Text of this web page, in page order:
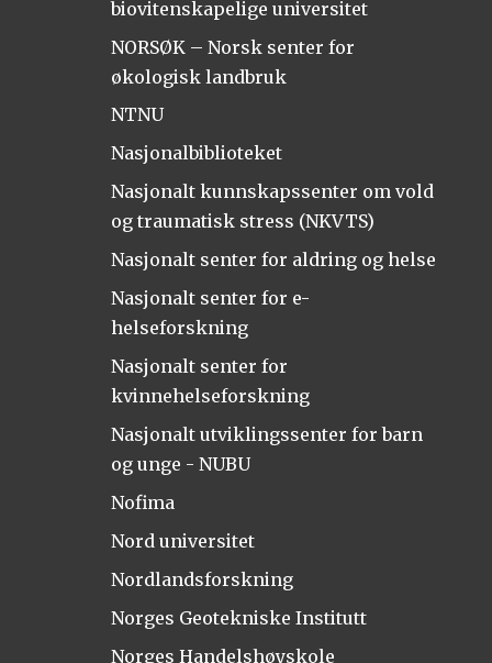
biovitenskapelige universitet
NORSØK – Norsk senter for
økologisk landbruk
NTNU
Nasjonalbiblioteket
Nasjonalt kunnskapssenter om vold
og traumatisk stress (NKVTS)
Nasjonalt senter for aldring og helse
Nasjonalt senter for e-
helseforskning
Nasjonalt senter for
kvinnehelseforskning
Nasjonalt utviklingssenter for barn
og unge - NUBU
Nofima
Nord universitet
Nordlandsforskning
Norges Geotekniske Institutt
Norges Handelshøyskole